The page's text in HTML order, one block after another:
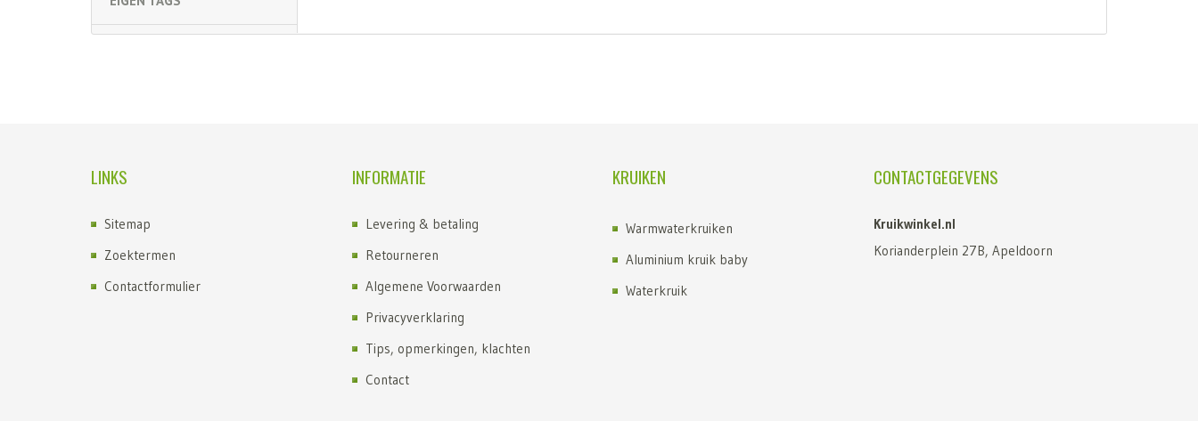
LINKS
Sitemap
Zoektermen
Contactformulier
INFORMATIE
Levering & betaling
Retourneren
Algemene Voorwaarden
Privacyverklaring
Tips, opmerkingen, klachten
Contact
KRUIKEN
Warmwaterkruiken
Aluminium kruik baby
Waterkruik
CONTACTGEGEVENS
Kruikwinkel.nl
Korianderplein 27B, Apeldoorn